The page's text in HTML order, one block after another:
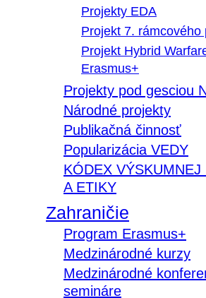
Projekty EDA
Projekt 7. rámcového
Projekt Hybrid
Erasmus+
Projekty pod gesciou
Národné projekty
Publikačná činnosť
Popularizácia VEDY
KÓDEX
A ETIKY
Zahraničie
Program Erasmus+
Medzinárodné kurzy
Medzinárodné
semináre